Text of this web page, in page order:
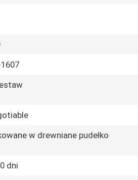
w drewniane pudełko
dni